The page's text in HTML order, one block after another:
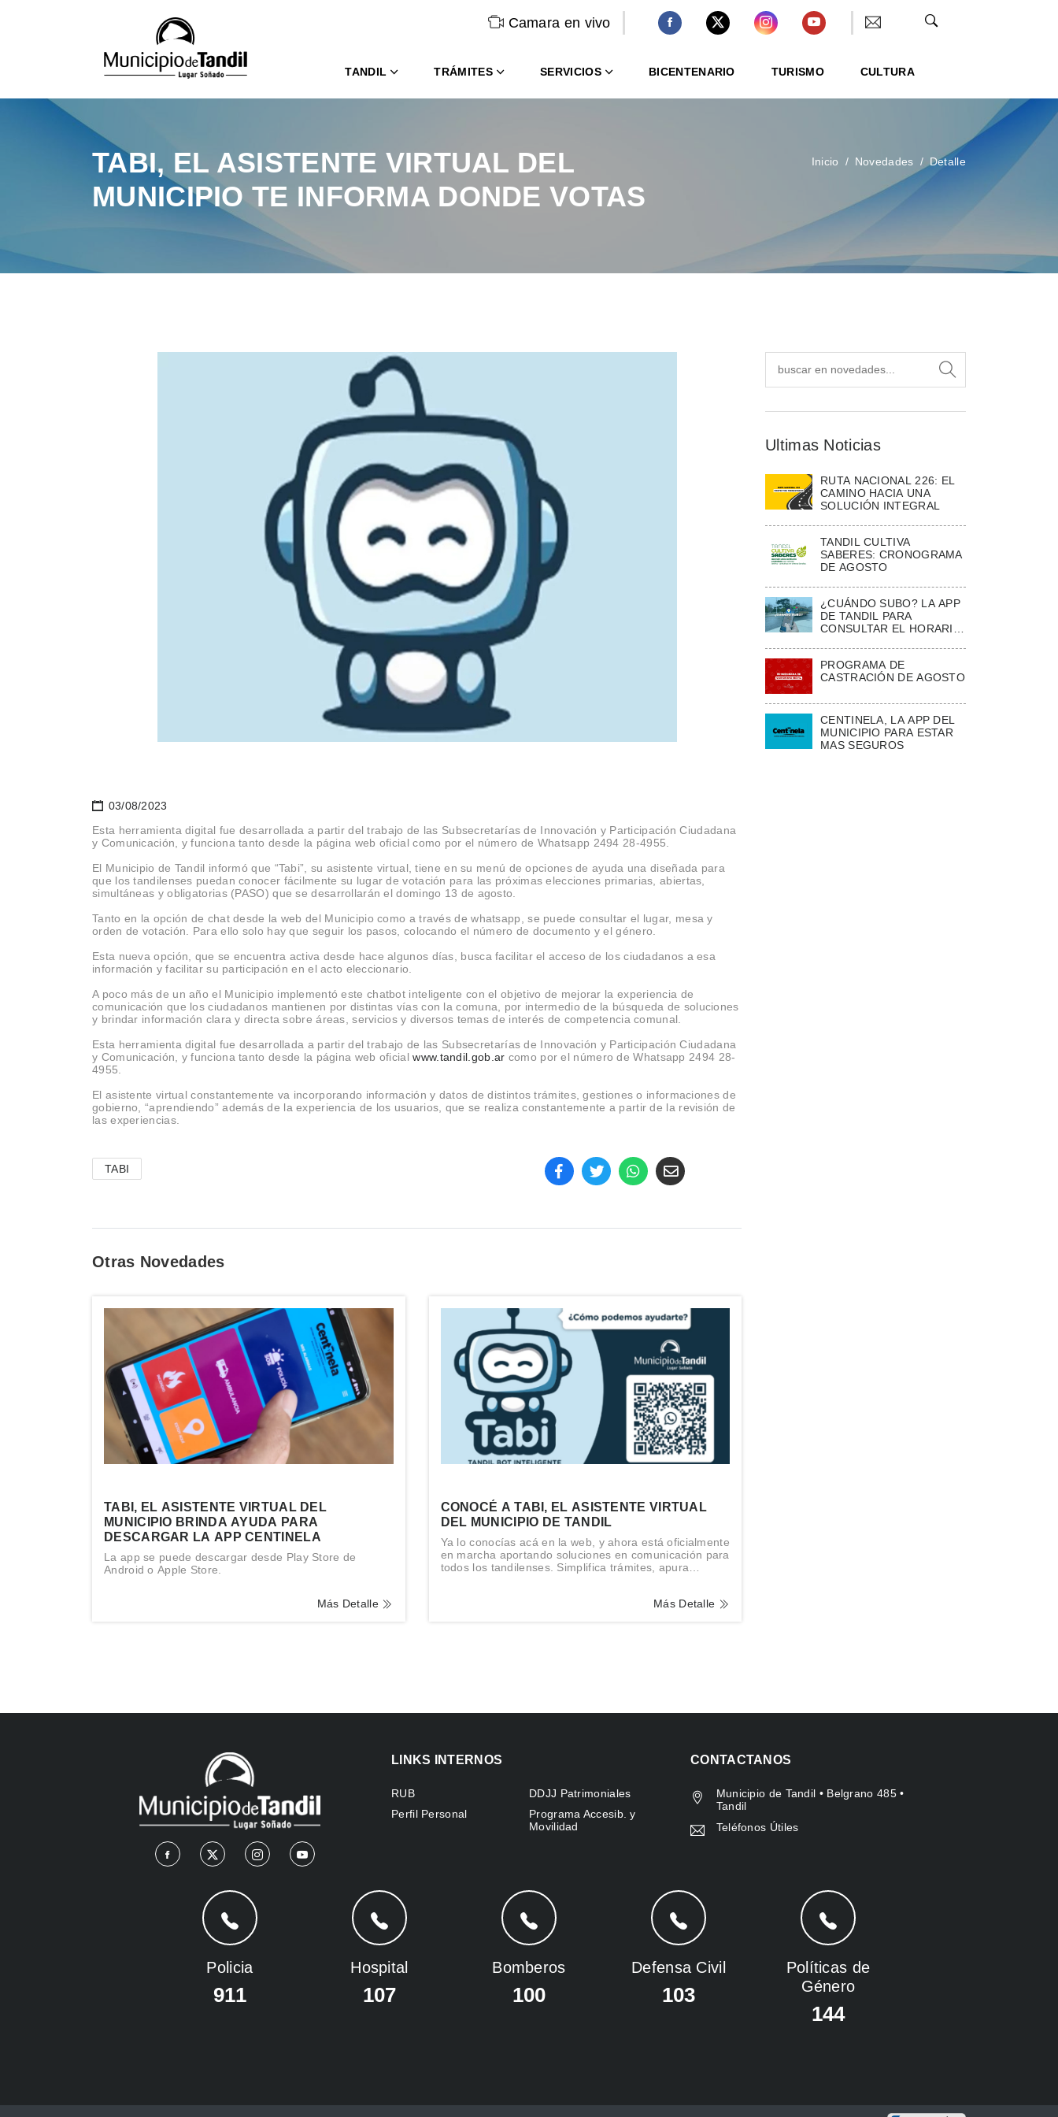
Camara en vivo
TANDIL TRÁMITES SERVICIOS BICENTENARIO TURISMO CULTURA
TABI, EL ASISTENTE VIRTUAL DEL
MUNICIPIO TE INFORMA DONDE VOTAS
Inicio Novedades Detalle
03/08/2023
Esta herramienta digital fue desarrollada a partir del trabajo de las Subsecretarías de Innovación y Participación Ciudadana
y Comunicación, y funciona tanto desde la página web oficial como por el número de Whatsapp 2494 28-4955.
El Municipio de Tandil informó que “Tabi”, su asistente virtual, tiene en su menú de opciones de ayuda una diseñada para
que los tandilenses puedan conocer fácilmente su lugar de votación para las próximas elecciones primarias, abiertas,
simultáneas y obligatorias (PASO) que se desarrollarán el domingo 13 de agosto.
Tanto en la opción de chat desde la web del Municipio como a través de whatsapp, se puede consultar el lugar, mesa y
orden de votación. Para ello solo hay que seguir los pasos, colocando el número de documento y el género.
Esta nueva opción, que se encuentra activa desde hace algunos días, busca facilitar el acceso de los ciudadanos a esa
información y facilitar su participación en el acto eleccionario.
A poco más de un año el Municipio implementó este chatbot inteligente con el objetivo de mejorar la experiencia de
comunicación que los ciudadanos mantienen por distintas vías con la comuna, por intermedio de la búsqueda de soluciones
y brindar información clara y directa sobre áreas, servicios y diversos temas de interés de competencia comunal.
Esta herramienta digital fue desarrollada a partir del trabajo de las Subsecretarías de Innovación y Participación Ciudadana
y Comunicación, y funciona tanto desde la página web oficialwww.tandil.gob.ar como por el número de Whatsapp 2494 28-
4955.
El asistente virtual constantemente va incorporando información y datos de distintos trámites, gestiones o informaciones de
gobierno, “aprendiendo” además de la experiencia de los usuarios, que se realiza constantemente a partir de la revisión de
las experiencias.
TABI
Otras Novedades
TABI, EL ASISTENTE VIRTUAL DEL
MUNICIPIO BRINDA AYUDA PARA
DESCARGAR LA APP CENTINELA
La app se puede descargar desde Play Store de
Android o Apple Store.
Más Detalle
CONOCÉ A TABI, EL ASISTENTE VIRTUAL
DEL MUNICIPIO DE TANDIL
Ya lo conocías acá en la web, y ahora está oficialmente
en marcha aportando soluciones en comunicación para
todos los tandilenses. Simplifica trámites, apura
Más Detalle
Ultimas Noticias
RUTA NACIONAL 226: EL
CAMINO HACIA UNA
SOLUCIÓN INTEGRAL
TANDIL CULTIVA
SABERES: CRONOGRAMA
DE AGOSTO
¿CUÁNDO SUBO? LA APP
DE TANDIL PARA
CONSULTAR EL HORARIO
PROGRAMA DE
CASTRACIÓN DE AGOSTO
CENTINELA, LA APP DEL
MUNICIPIO PARA ESTAR
MAS SEGUROS
LINKS INTERNOS
RUB
DDJJ Patrimoniales
Perfil Personal
Programa Accesib. y
Movilidad
CONTACTANOS
Municipio de Tandil • Belgrano 485 •
Tandil
Teléfonos Útiles
Policia
911
Hospital
107
Bomberos
100
Defensa Civil
103
Políticas de
Género
144